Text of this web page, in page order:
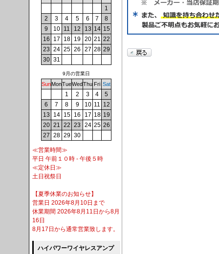
1
2
3 4 5 6 7
8
9
10 11 12 13 14 15
16
17 18 19 20 21 22
23 24 25 26 27 28 29
30 31
9月の営業日
SunMonTueWedThu Fri Sat
1 2 3 4
5
6
7 8 9 10 11 12
13
14 15 16 17 18 19
20 21 22 23 24 25 26
27 28 29 30
≪営業時間≫
平日 午前１０時 - 午後５時
≪定休日≫
土日祝祭日
【夏季休業のお知らせ】
営業日 2026年8月10日まで
休業期間 2026年8月11日から8月
16日
8月17日から通常営業致します。
ハイパワーワイヤレスアンプ